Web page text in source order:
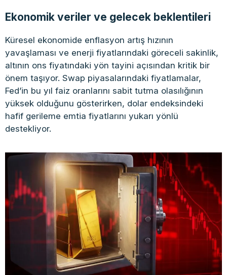
Ekonomik veriler ve gelecek beklentileri
Küresel ekonomide enflasyon artış hızının
yavaşlaması ve enerji fiyatlarındaki göreceli sakinlik,
altının ons fiyatındaki yön tayini açısından kritik bir
önem taşıyor. Swap piyasalarındaki fiyatlamalar,
Fed’in bu yıl faiz oranlarını sabit tutma olasılığının
yüksek olduğunu gösterirken, dolar endeksindeki
hafif gerileme emtia fiyatlarını yukarı yönlü
destekliyor.